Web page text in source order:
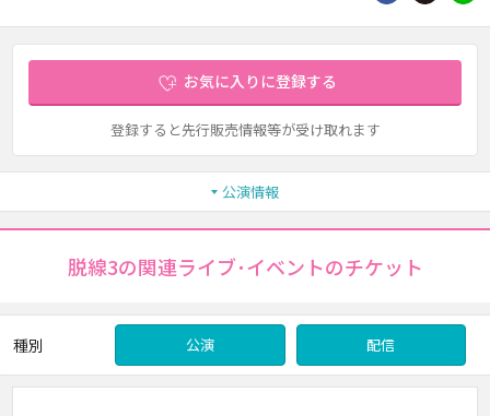
お気に入りに登録する
登録すると先行販売情報等が受け取れます
公演情報
脱線3の関連ライブ･イベントのチケット
種別 公演 配信